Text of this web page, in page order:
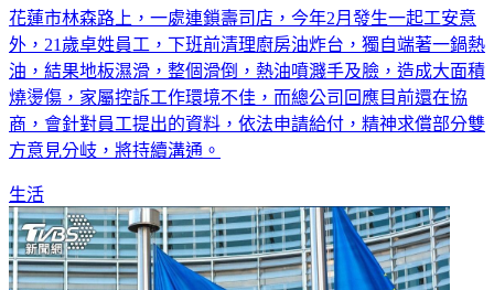
花蓮市林森路上，一處連鎖壽司店，今年2月發生一起工安意
外，21歲卓姓員工，下班前清理廚房油炸台，獨自端著一鍋熱
油，結果地板濕滑，整個滑倒，熱油噴濺手及臉，造成大面積
燒燙傷，家屬控訴工作環境不佳，而總公司回應目前還在協
商，會針對員工提出的資料，依法申請給付，精神求償部分雙
方意見分岐，將持續溝通。
生活